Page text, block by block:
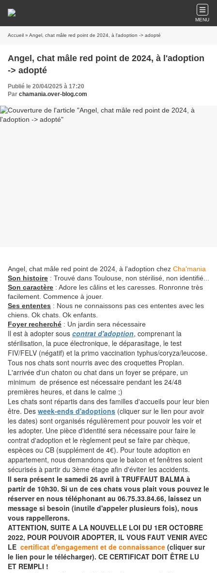
MENU
Accueil » Angel, chat mâle red point de 2024, à l'adoption -> adopté
Angel, chat mâle red point de 2024, à l'adoption
-> adopté
Publié le 20/04/2025 à 17:20
Par chamania.over-blog.com
Angel, chat mâle red point de 2024, à l'adoption chez Cha'mania
Son histoire : Trouvé dans Toulouse, non stérilisé, non identifié...
Son caractère : Adore les câlins et les caresses. Ronronne très
facilement. Commence à jouer.
Ses ententes : Nous ne connaissons pas ces ententes avec les
chiens. Ok chats. Ok enfants.
Foyer recherché : Un jardin sera nécessaire
Il est à adopter sous contrat d'adoption, comprenant la
stérilisation, la puce électronique, le déparasitage, le test
FIV/FELV (négatif) et la primo vaccination typhus/coryza/leucose.
Tous nos chats sont nourris avec des croquettes Proplan.
L'arrivée d'un chaton ou chat dans un foyer se prépare, un
minimum de présence est nécessaire pendant les 24/48
premières heures, et dans le calme ;)
Les chats sont répartis dans des familles d'accueils pour leur bien
être. Des week-ends d'adoptions (cliquer sur le lien pour avoir
les dates) sont organisés régulièrement pour pouvoir les voir et
les adopter. Une pièce d'identité sera nécessaire pour faire le
contrat d'adoption et le règlement peut se faire par chèque,
espèces ou CB (supplément de 4€). Pour toute adoption en
appartement, nous demandons que le balcon et fenêtres soient
sécurisés à partir du 3ème étage afin d'éviter les accidents.
Il sera présent le samedi 26 avril à TRUFFAUT BALMA à
partir de 10h30. Si un de ces chats vous plait vous pouvez le
réserver en nous téléphonant au 06.75.33.84.66, laissez un
message si besoin (inutile d'appeler plusieurs fois), nous
vous rappellerons.
ATTENTION, SUITE A LA NOUVELLE LOI DU 1ER OCTOBRE
2022, POUR POUVOIR ADOPTER, IL VOUS FAUT VENIR AVEC
LE certificat d'engagement et de connaissance (cliquer sur
le lien pour le télécharger). CE CERTIFICAT DOIT ÊTRE LU
ET REMPLI !